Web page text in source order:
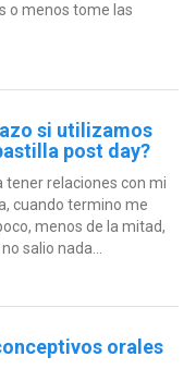
o menos tome las
si utilizamos
post day?
tener relaciones con mi
cuando termino me
menos de la mitad,
salio nada...
orales